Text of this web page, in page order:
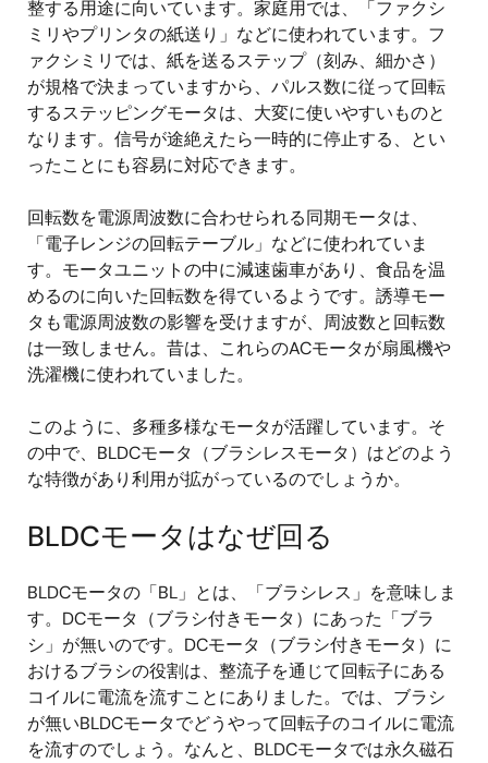
整する用途に向いています。家庭用では、「ファクシ
ミリやプリンタの紙送り」などに使われています。フ
ァクシミリでは、紙を送るステップ（刻み、細かさ）
が規格で決まっていますから、パルス数に従って回転
するステッピングモータは、大変に使いやすいものと
なります。信号が途絶えたら一時的に停止する、とい
ったことにも容易に対応できます。
回転数を電源周波数に合わせられる同期モータは、
「電子レンジの回転テーブル」などに使われていま
す。モータユニットの中に減速歯車があり、食品を温
めるのに向いた回転数を得ているようです。誘導モー
タも電源周波数の影響を受けますが、周波数と回転数
は一致しません。昔は、これらのACモータが扇風機や
洗濯機に使われていました。
このように、多種多様なモータが活躍しています。そ
の中で、BLDCモータ（ブラシレスモータ）はどのよう
な特徴があり利用が拡がっているのでしょうか。
BLDCモータはなぜ回る
BLDCモータの「BL」とは、「ブラシレス」を意味しま
す。DCモータ（ブラシ付きモータ）にあった「ブラ
シ」が無いのです。DCモータ（ブラシ付きモータ）に
おけるブラシの役割は、整流子を通じて回転子にある
コイルに電流を流すことにありました。では、ブラシ
が無いBLDCモータでどうやって回転子のコイルに電流
を流すのでしょう。なんと、BLDCモータでは永久磁石